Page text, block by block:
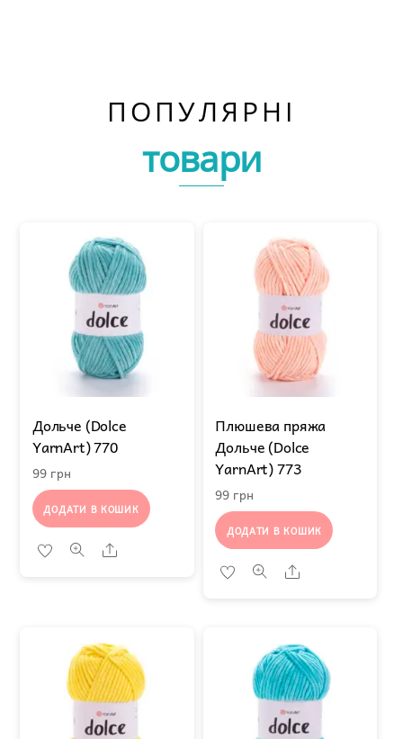
ПОПУЛЯРНІ
товари
Дольче (Dolce
YarnArt) 770
99 грн
ДОДАТИ В КОШИК
Share
Плюшева пряжа
Дольче (Dolce
YarnArt) 773
99 грн
ДОДАТИ В КОШИК
Share